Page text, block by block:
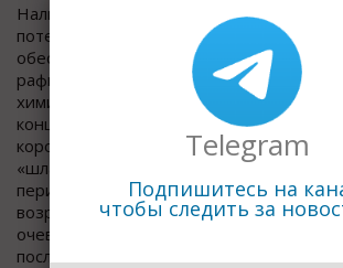
Наличие корольков в среде с
потенциалом и низким
обеспечивает более
рафинирования последних, что
химический анализ корольков.
концентрации углерода между
корольками (до 1 %) наблюдался
«шлаков выбросов»,
периоду продувки. При этом
возрастала с уменьшением фракции
очевидно, связано с большей
последних.
Telegram
Подпишитесь на
чтобы следить за